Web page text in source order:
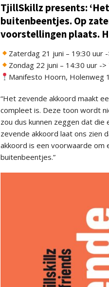
TjillSkillz presents:
buitenbeentjes. Op
voorstellingen plaats.
Zaterdag 21 juni – 19:30 uur
Zondag 22 juni – 14:30 uur ->
Manifesto Hoorn, Holenweg
“Het zevende akkoord maakt
compleet is. Deze toon wordt
zou dus kunnen zeggen dat
zevende akkoord laat ons zien
akkoord is een voorwaarde
buitenbeentjes.”